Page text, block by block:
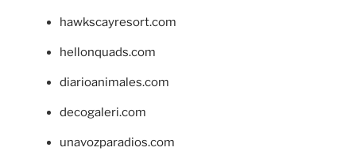
hawkscayresort.com
hellonquads.com
diarioanimales.com
decogaleri.com
unavozparadios.com